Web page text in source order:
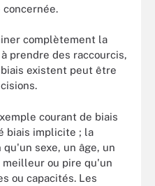
complètement la
prendre des raccourcis,
existent peut être
courant de biais
biais implicite ; la
sexe, un âge, un
meilleur ou pire qu'un
ou capacités. Les